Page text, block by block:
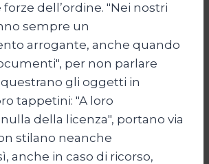
forze dell’ordine. "Nei nostri
sempre un
arrogante, anche quando
per non parlare
gli oggetti in
tappetini: "A loro
della licenza", portano via
stilano neanche
anche in caso di ricorso,